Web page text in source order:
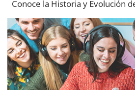
Conoce la Historia y Evolución